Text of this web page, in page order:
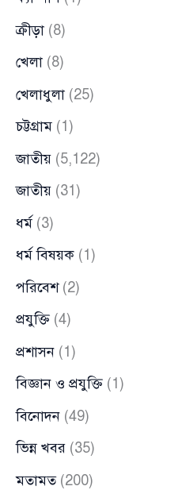
ক্রীড়া (8)
খেলা (8)
খেলাধুলা (25)
চট্টগ্রাম (1)
জাতীয় (5,122)
জাতীয় (31)
ধর্ম (3)
ধর্ম বিষয়ক (1)
পরিবেশ(2)
প্রযুক্তি (4)
প্রশাসন (1)
বিজ্ঞান ও প্রযুক্তি (1)
বিনোদন (49)
ভিন্ন খবর (35)
মতামত(200)